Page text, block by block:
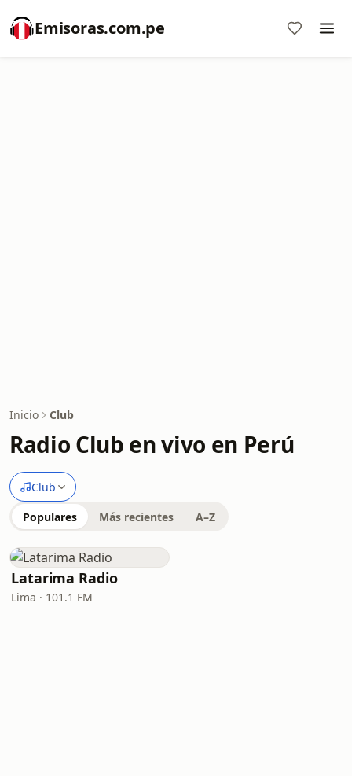
Emisoras.com.pe
Inicio Club
Radio Club en vivo en Perú
Club
Populares Más recientes A–Z
Latarima Radio
Lima · 101.1 FM